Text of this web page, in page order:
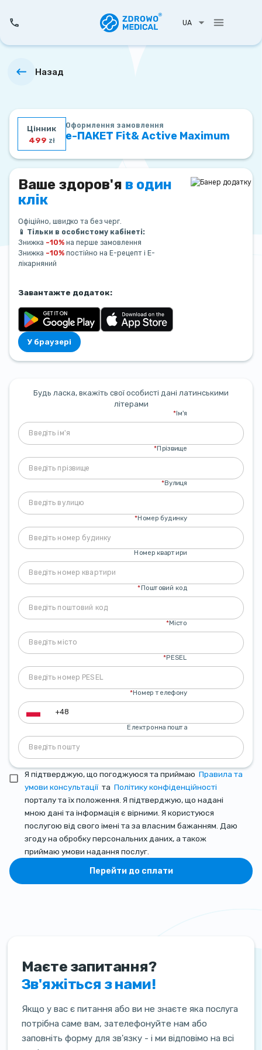
UA
Назад
Цінник
499 zł
Оформлення замовлення
е-ПАКЕТ Fit& Active Maximum
Ваше здоров'я в один
клік
Офіційно, швидко та без черг.
📱 Тільки в особистому кабінеті:
Знижка –10% на перше замовлення
Знижка –10% постійно на Е-рецепт і Е-
лікарняний
Завантажте додаток:
У браузері
Будь ласка, вкажіть свої особисті дані латинськими
літерами
Ім'я
*
Прізвище
*
Вулиця
*
Номер будинку
*
Номер квартири
Поштовий код
*
Місто
*
PESEL
*
Номер телефону
*
Електронна пошта
Я підтверджую, що погоджуюся та приймаю Правила та
умови консультації та Політику конфіденційності
порталу та їх положення. Я підтверджую, що надані
мною дані та інформація є вірними. Я користуюся
послугою від свого імені та за власним бажанням. Даю
згоду на обробку персональних даних, а також
приймаю умови надання послуг.
Перейти до сплати
Маєте запитання?
Зв'яжіться з нами!
Якщо у вас є питання або ви не знаєте яка послуга
потрібна саме вам, зателефонуйте нам або
заповніть форму для зв'язку - і ми відповімо на всі